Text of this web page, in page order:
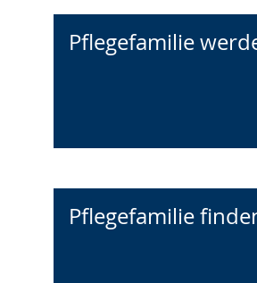
Pflegefamilie
Pflegefamilie